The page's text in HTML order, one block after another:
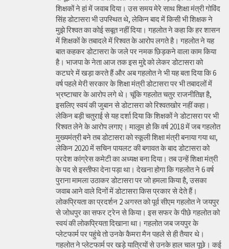
शिक्षकों ने हां में जवाब दिया। उस समय मेरे साथ शिक्षा मंत्री गोविंद
सिंह डोटासरा भी उपस्थित थे, लेकिन बाद में किसी भी शिक्षक ने
मुझे रिश्वत का कोई सबूत नहीं दिया। गहलोत ने कहा कि हर शासन
में शिक्षकों के तबादले में रिश्वत के आरोप लगते है। गहलोत ने यह
बात कहकर डोटासरा के जले पर नमक छिड़कने वाला काम किया
है। भाजपा के नेता आज तक इस मुद्दे को लेकर डोटासरा को
कटघरे में खड़ा करते हैं और अब गहलोत ने भी यह बता दिया कि 6
वर्ष पहले मेरी सरकार के शिक्षा मंत्री डोटासरा पर भी तबादलों में
भ्रष्टाचार के आरोप लगे थे। चूंकि गहलोत चतुर राजनीतिज्ञ है,
इसलिए स्वयं की जुबान से डोटासरा को रिश्वतखोर नहीं कहा।
लेकिन बड़ी चतुराई से यह दर्शा दिया कि शिक्षकों ने डोटासरा पर भी
रिश्वत लेने के आरोप लगाए। मालूम हो कि वर्ष 2018 में जब गहलोत
मुख्यमंत्री बने तब डोटासरा को स्कूली शिक्षा मंत्री बनाया गया था,
लेकिन 2020 में सचिन पायलट की बगावत के बाद डोटासरा को
प्रदेश कांग्रेस कमेटी का अध्यक्ष बना दिया। तब उन्हें शिक्षा मंत्री
के पद से इस्तीफा देना पड़ा था। देखना होगा कि गहलोत ने 6 वर्ष
पुराना मामला उठाकर डोटासरा पर जो हमला किया है, उसका
जवाब आने वाले दिनों में डोटासरा किस प्रकार से देते हैं।
लोकप्रियता का प्रदर्शन 2 अगस्त को पूर्व सीएम गहलोत ने जयपुर
से जोधपुर का सफर ट्रेन से किया। इस सफर के पीछे गहलोत को
स्वयं की लोकप्रियता दिखाना था। गहलोत जब जयपुर के
प्लेटफार्म पर पहुंचे तो उनके कैमरा मैन पहले से ही तैयार थे।
गहलोत ने प्लेटफार्म पर खड़े यात्रियों से उनके हाल चाल पूछे। कई